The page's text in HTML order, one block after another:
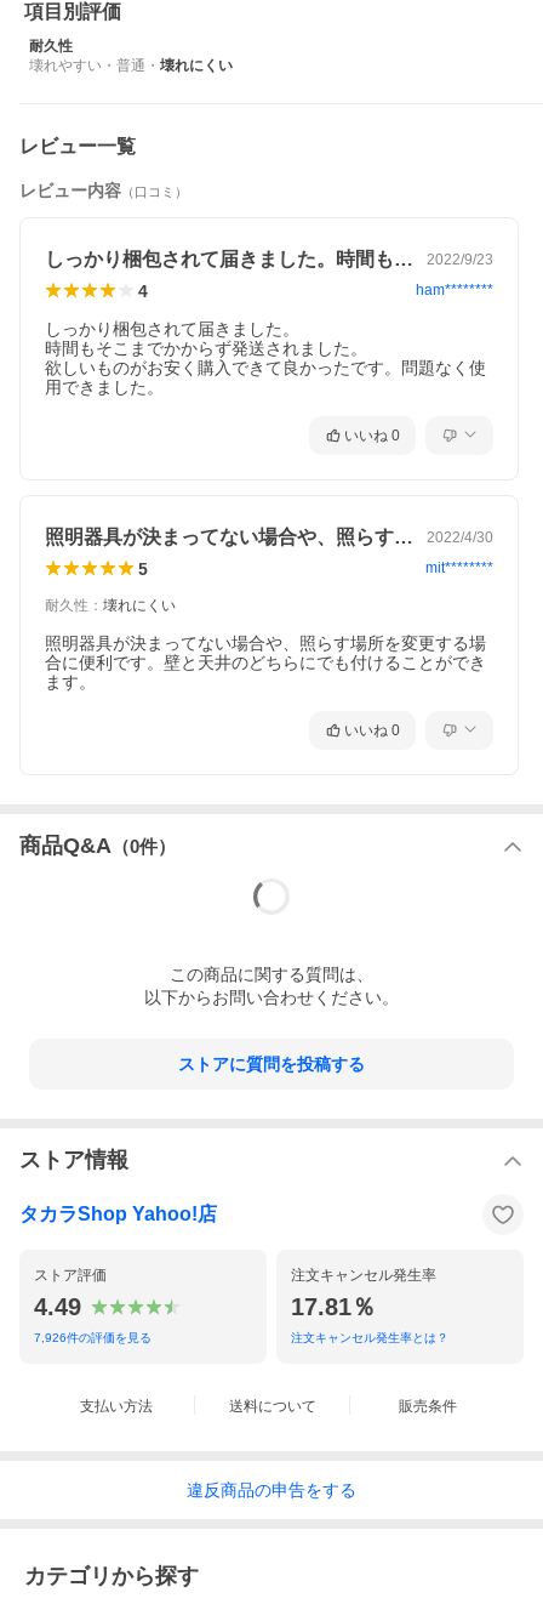
項目別評価
耐久性
壊れやすい ・ 普通 ・ 壊れにくい
レビュー一覧
レビュー内容 （口コミ）
しっかり梱包されて届きました。時間もそ… 2022/9/23
4 ham********
しっかり梱包されて届きました。
時間もそこまでかからず発送されました。
欲しいものがお安く購入できて良かったです。問題なく使
用できました。
いいね 0
照明器具が決まってない場合や、照らす場… 2022/4/30
5 mit********
耐久性 ： 壊れにくい
照明器具が決まってない場合や、照らす場所を変更する場
合に便利です。壁と天井のどちらにでも付けることができ
ます。
いいね 0
商品Q&A （0件）
この商品に関する質問は、
以下からお問い合わせください。
ストアに質問を投稿する
ストア情報
タカラShop Yahoo!店
ストア評価
4.49
7,926件の評価を見る
注文キャンセル発生率
17.81％
注文キャンセル発生率とは？
支払い方法 送料について 販売条件
違反商品の申告をする
カテゴリから探す